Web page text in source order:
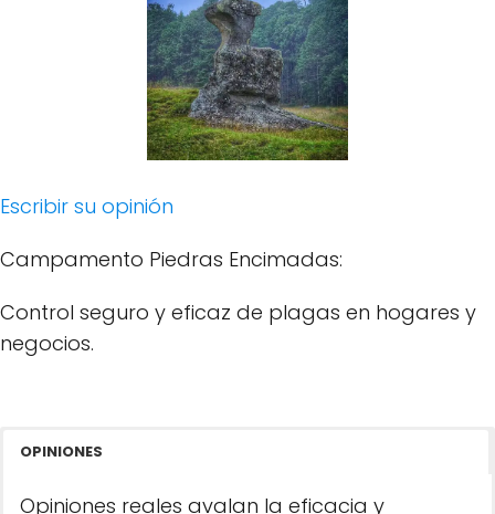
Escribir su opinión
Campamento Piedras Encimadas:
Control seguro y eficaz de plagas en hogares y
negocios.
OPINIONES
Opiniones reales avalan la eficacia y